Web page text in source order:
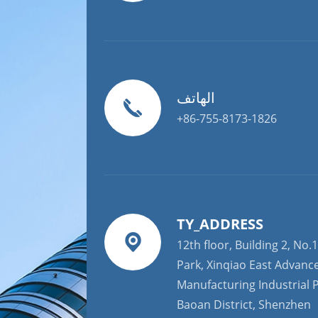
الهاتف
+86-755-8173-1826
TY_ADDRESS
12th floor, Building 2, No.1
Park, Xinqiao East
Manufacturing Industrial
Baoan District, Shenzhen